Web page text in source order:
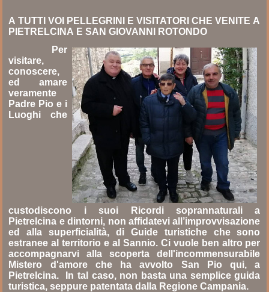
A TUTTI VOI PELLEGRINI E VISITATORI CHE VENITE A
PIETRELCINA E SAN GIOVANNI ROTONDO
Per
visitare,
conoscere,
ed amare
veramente
Padre Pio e i
Luoghi che
custodiscono i suoi Ricordi soprannaturali a
Pietrelcina e dintorni, non affidatevi all’improvvisazione
ed alla superficialità, di Guide turistiche che sono
estranee al territorio e al Sannio. Ci vuole ben altro per
accompagnarvi alla scoperta dell'incommensurabile
Mistero d'amore che ha avvolto San Pio qui, a
Pietrelcina. In tal caso, non basta una semplice guida
turistica, seppure patentata dalla Regione Campania.